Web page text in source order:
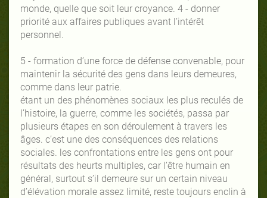
monde, quelle que soit leur croyance. 4 - donner
priorité aux affaires publiques avant l’intérêt
personnel.
5 - formation d’une force de défense convenable, pour
maintenir la sécurité des gens dans leurs demeures,
comme dans leur patrie.
étant un des phénomènes sociaux les plus reculés de
l’histoire, la guerre, comme les sociétés, passa par
plusieurs étapes en son déroulement à travers les
âges. c’est une des conséquences des relations
sociales. les confrontations entre les gens ont pour
résultats des heurts multiples, car l’être humain en
général, surtout s’il demeure sur un certain niveau
d’élévation morale assez limité, reste toujours enclin à